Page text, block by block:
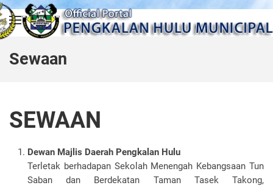
Skip to main content
Sewaan
SEWAAN
Dewan Majlis Daerah Pengkalan Hulu
Terletak berhadapan Sekolah Menengah Kebangsaan Tun
Saban dan Berdekatan Taman Tasek Takong,